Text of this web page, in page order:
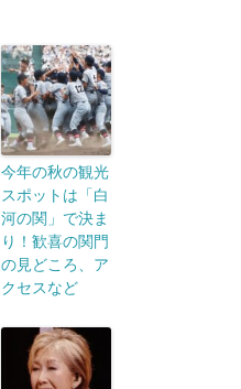
今年の秋の観光
スポットは「白
河の関」で決ま
り！歓喜の関門
の見どころ、ア
クセスなど